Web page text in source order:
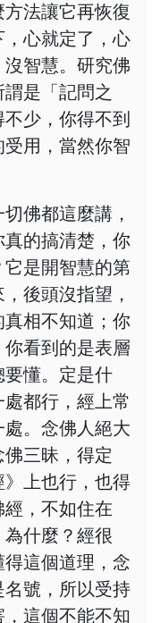
法讓它再恢復
心就定了，心
智慧。研究佛
是「記問之
少，你得不到
用，當然你智
佛都這麼講，
真的搞清楚，你
是開智慧的第
後頭沒指望，
相不知道；你
看到的是表層
懂。定是什
都行，經上常
。念佛人絕大
三昧，得定
上也行，也得
，不如住在
為什麼？經很
這個道理，念
號，所以受持
這個不能不知